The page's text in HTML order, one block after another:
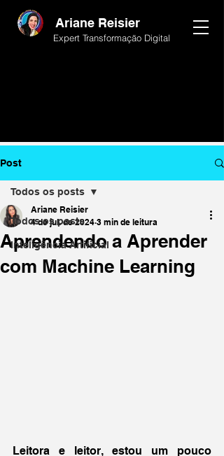
Ariane Reisier
Expert Transformação Digital
Post
Todos os posts
Inteligência Artificial
Todos os posts
Aprendendo a Aprender
com Machine Learning
Ariane Reisier
4 de jul. de 2024 3 min de leitura
Leitora e leitor, estou um pouco